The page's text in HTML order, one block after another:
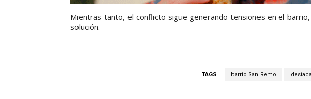
Mientras tanto, el conflicto sigue generando tensiones en el
solución.
TAGS barrio San Remo